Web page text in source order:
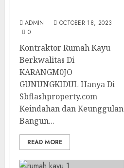
ADMIN
OCTOBER 18, 2023
0
Kontraktor Rumah Kayu
Berkwalitas Di
KARANGM0JO
GUNUNGKIDUL Hanya Di
Sbflashproperty.com
Keindahan dan Keunggulan
Bangun...
READ MORE